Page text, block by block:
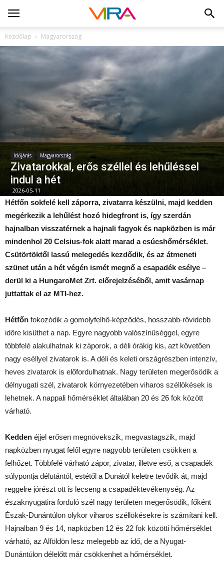
Kezdőlap Magyarország
Időjárás Magyarország
Zivatarokkal, erős széllel és lehűléssel
indul a hét
2026-05-11
Hétfőn sokfelé kell záporra, zivatarra készülni, majd kedden
megérkezik a lehűlést hozó hidegfront is, így szerdán
hajnalban visszatérnek a hajnali fagyok és napközben is már
mindenhol 20 Celsius-fok alatt marad a csúcshőmérséklet.
Csütörtöktől lassú melegedés kezdődik, és az átmeneti
szünet után a hét végén ismét megnő a csapadék esélye –
derül ki a HungaroMet Zrt. előrejelzéséből, amit vasárnap
juttattak el az MTI-hez.
Hétfőn fokozódik a gomolyfelhő-képződés, hosszabb-rövidebb
időre kisüthet a nap. Egyre nagyobb valószínűséggel, egyre
többfelé alakulhatnak ki záporok, a déli órákig kis, azt követően
nagy eséllyel zivatarok is. A déli és keleti országrészben intenzív,
heves zivatarok is előfordulhatnak. Nagy területen megerősödik a
délnyugati szél, zivatarok környezetében viharos széllökések is
lehetnek. A nappali hőmérséklet általában 20 és 26 fok között
várható.
Kedden éjjel erősen megnövekszik, megvastagszik, majd
napközben nyugat felől egyre nagyobb területen csökken a
felhőzet. Többfelé várható zápor, zivatar, illetve eső, a csapadék
súlypontja délutántól, estétől a Dunától keletre tevődik át, majd
reggelre jórészt ott is lecseng a csapadéktevékenység. Az
északnyugatira forduló szél nagy területen megerősödik, főként
Észak-Dunántúlon olykor viharos széllökésekre is számítani kell.
Hajnalban 9 és 14, napközben 12 és 22 fok közötti hőmérséklet
várható, az Alföldön lesz melegebb az idő, de a Nyugat-
Dunántúlon délelőtt már csökkenhet a hőmérséklet.